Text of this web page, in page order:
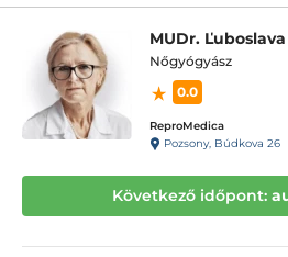
MUDr.
Nőgyógyász
0.0
ReproMedica
Pozsony, Búdkova 26
Következő időpont: